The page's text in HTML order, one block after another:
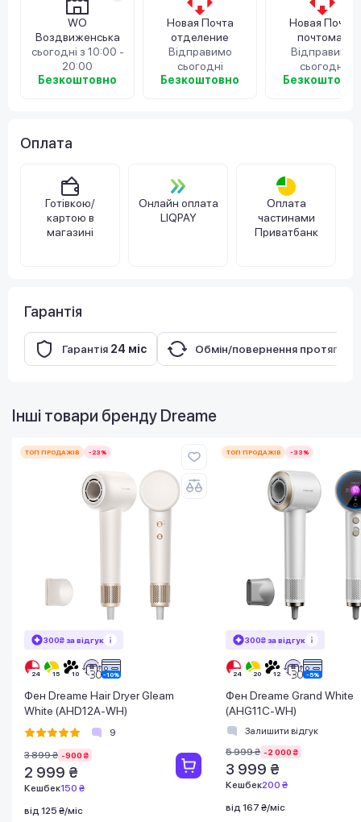
WO
Воздвиженська
сьогодні з 10:00 -
20:00
Безкоштовно
Новая Почта
отделение
Відправимо
сьогодні
Безкоштовно
Новая Почта
почтомат
Відправимо
сьогодні
Безкоштовно
Оплата
Готівкою/
картою в
магазині
Онлайн оплата
LIQPAY
Оплата
частинами
Приватбанк
Гарантія
Гарантія 24 міс Обмін/повернення протягом
Інші товари бренду Dreame
ТОП ПРОДАЖІВ -23%
300₴ за відгук
Фен Dreame Hair Dryer Gleam
White (AHD12A-WH)
9
3 899 ₴ -900 ₴
2 999 ₴
Кешбек150 ₴
від 125 ₴/міс
ТОП ПРОДАЖІВ -33%
300₴ за відгук
Фен Dreame Grand White
(AHG11C-WH)
Залишити відгук
5 999 ₴ -2 000 ₴
3 999 ₴
Кешбек200 ₴
від 167 ₴/міс